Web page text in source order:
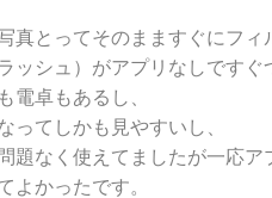
真とってそのまますぐにフィ
ッシュ）がアプリなしですぐ
電卓もあるし、
ってしかも見やすいし、
題なく使えてましたが一応
よかったです。